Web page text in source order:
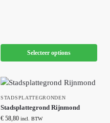
Selecteer options
STADSPLATTEGRONDEN
Stadsplattegrond Rijnmond
€ 58,80 incl. BTW